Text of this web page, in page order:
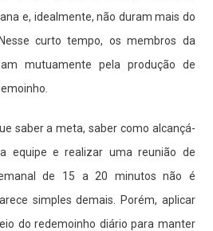
e, idealmente, não duram mais do
curto tempo, os membros da
mutuamente pela produção de
saber a meta, saber como alcançá-
equipe e realizar uma reunião de
de 15 a 20 minutos não é
simples demais. Porém, aplicar
do redemoinho diário para manter